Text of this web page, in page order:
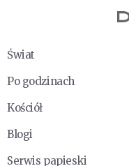
Świat
Po godzinach
Kościół
Blogi
Serwis papieski